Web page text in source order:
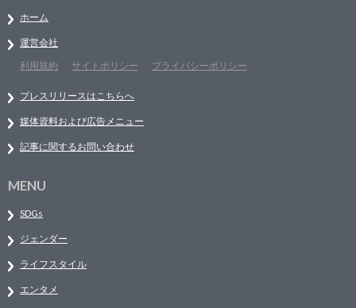
ホーム
運営会社
利用規約
サイトポリシー プライバシーポリシー
プレスリリースはこちらへ
媒体資料および広告メニュー
記事に関するお問い合わせ
MENU
SDGs
ジェンダー
ライフスタイル
エンタメ